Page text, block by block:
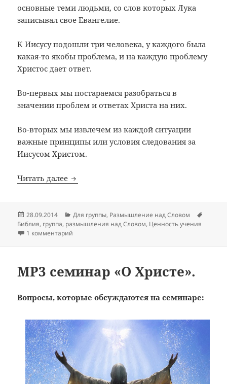
основные теми людьми, со слов которых Лука
записывал свое Евангелие.
К Иисусу подошли три человека, у каждого была
какая-то якобы проблема, и на каждую проблему
Христос дает ответ.
Во-первых мы постараемся разобраться в
значении проблем и ответах Христа на них.
Во-вторых мы извлечем из каждой ситуации
важные принципы или условия следования за
Иисусом Христом.
Читать далее Урок для группы «3 принципа в
Опубликовано
28.09.2014 Рубрики
Для группы, Размышление над Словом
Библия, группа, размышления над Словом, Ценность учения
1 комментарий
MP3 семинар «O Христе».
Вопросы, которые обсуждаются на семинаре: